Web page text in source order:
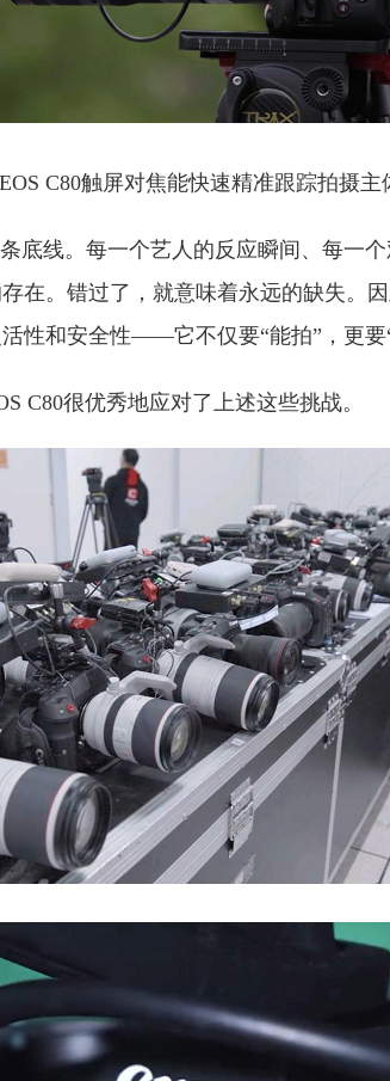
C80触屏对焦能快速精准跟踪拍摄主
底线。每一个艺人的反应瞬间、每一
在。错过了，就意味着永远的缺失。
性和安全性——它不仅要“能拍”，更要“
C80很优秀地应对了上述这些挑战。